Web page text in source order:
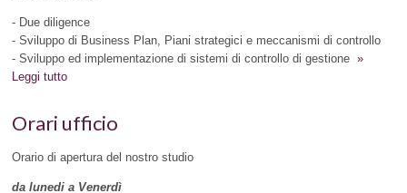
- Due diligence
- Sviluppo di Business Plan, Piani strategici e meccanismi di controllo
- Sviluppo ed implementazione di sistemi di controllo di gestione»
Leggi tutto
Orari ufficio
Orario di apertura del nostro studio
da lunedi a Venerdì